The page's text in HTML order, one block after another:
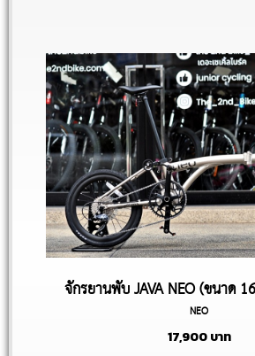
จักรยานพับ JAVA NEO (ขนาด
9.1kg
NEO
17,900 บาท